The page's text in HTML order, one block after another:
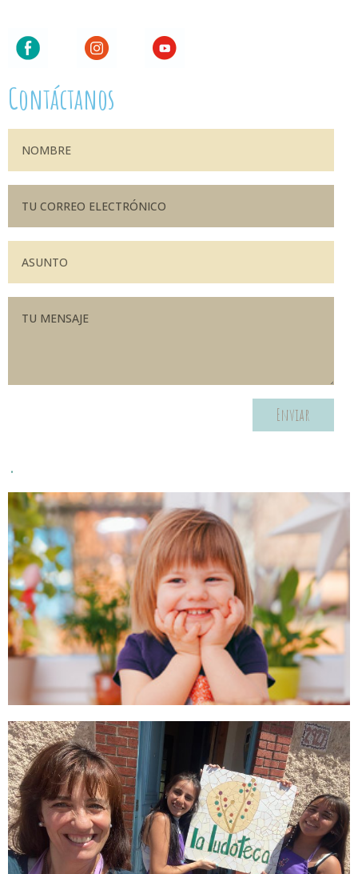
Contáctanos
Enviar
.